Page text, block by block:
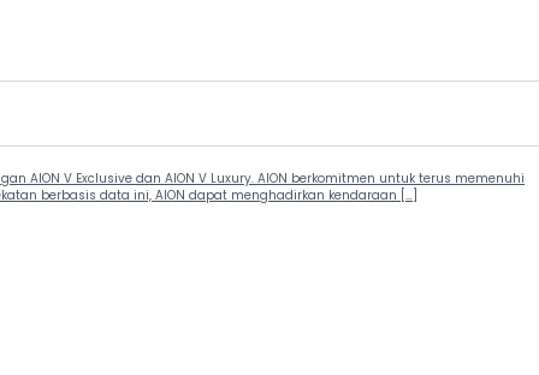
V Exclusive dan AION V Luxury. AION berkomitmen untuk terus memenuhi
berbasis data ini, AION dapat menghadirkan kendaraan […]